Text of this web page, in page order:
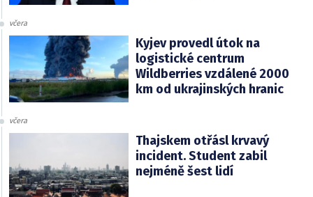
včera
Kyjev provedl útok na
logistické centrum
Wildberries vzdálené 2000
km od ukrajinských hranic
včera
Thajskem otřásl krvavý
incident. Student zabil
nejméně šest lidí